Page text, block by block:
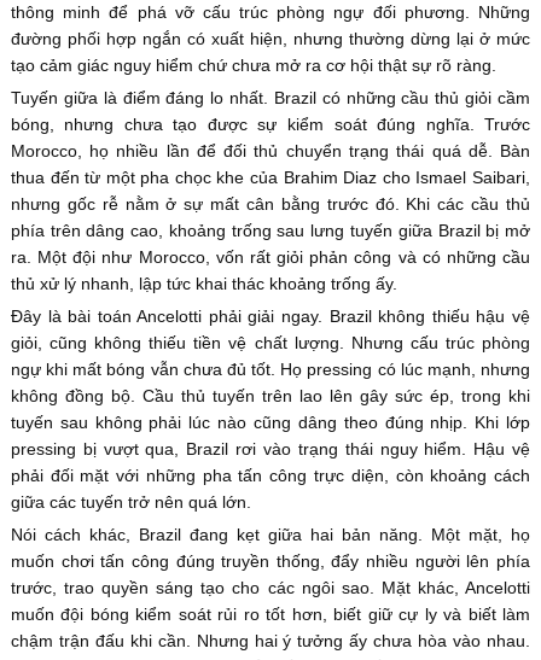
thông minh để phá vỡ cấu trúc phòng ngự đối phương. Những
đường phối hợp ngắn có xuất hiện, nhưng thường dừng lại ở mức
tạo cảm giác nguy hiểm chứ chưa mở ra cơ hội thật sự rõ ràng.
Tuyến giữa là điểm đáng lo nhất. Brazil có những cầu thủ giỏi cầm
bóng, nhưng chưa tạo được sự kiểm soát đúng nghĩa. Trước
Morocco, họ nhiều lần để đối thủ chuyển trạng thái quá dễ. Bàn
thua đến từ một pha chọc khe của Brahim Diaz cho Ismael Saibari,
nhưng gốc rễ nằm ở sự mất cân bằng trước đó. Khi các cầu thủ
phía trên dâng cao, khoảng trống sau lưng tuyến giữa Brazil bị mở
ra. Một đội như Morocco, vốn rất giỏi phản công và có những cầu
thủ xử lý nhanh, lập tức khai thác khoảng trống ấy.
Đây là bài toán Ancelotti phải giải ngay. Brazil không thiếu hậu vệ
giỏi, cũng không thiếu tiền vệ chất lượng. Nhưng cấu trúc phòng
ngự khi mất bóng vẫn chưa đủ tốt. Họ pressing có lúc mạnh, nhưng
không đồng bộ. Cầu thủ tuyến trên lao lên gây sức ép, trong khi
tuyến sau không phải lúc nào cũng dâng theo đúng nhịp. Khi lớp
pressing bị vượt qua, Brazil rơi vào trạng thái nguy hiểm. Hậu vệ
phải đối mặt với những pha tấn công trực diện, còn khoảng cách
giữa các tuyến trở nên quá lớn.
Nói cách khác, Brazil đang kẹt giữa hai bản năng. Một mặt, họ
muốn chơi tấn công đúng truyền thống, đẩy nhiều người lên phía
trước, trao quyền sáng tạo cho các ngôi sao. Mặt khác, Ancelotti
muốn đội bóng kiểm soát rủi ro tốt hơn, biết giữ cự ly và biết làm
chậm trận đấu khi cần. Nhưng hai ý tưởng ấy chưa hòa vào nhau.